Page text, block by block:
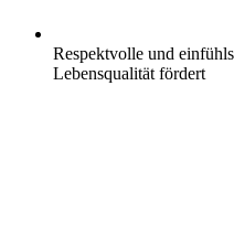
Respektvolle und
Lebensqualität fördert